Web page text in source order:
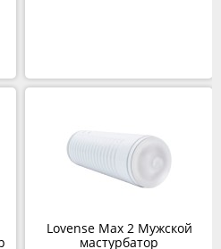
Lovense Max 2 Мужской
мастурбатор